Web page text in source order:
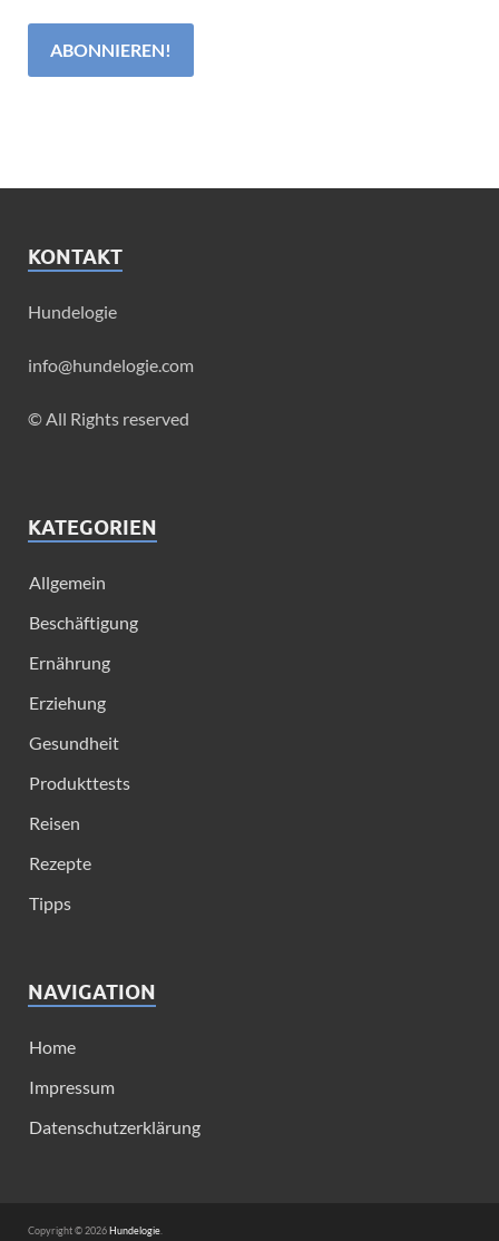
KONTAKT
Hundelogie
info@hundelogie.com
© All Rights reserved
KATEGORIEN
Allgemein
Beschäftigung
Ernährung
Erziehung
Gesundheit
Produkttests
Reisen
Rezepte
Tipps
NAVIGATION
Home
Impressum
Datenschutzerklärung
Copyright © 2026Hundelogie